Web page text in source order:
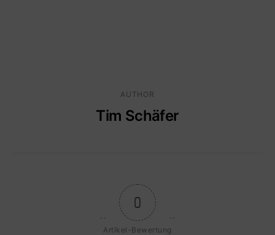
AUTHOR
Tim Schäfer
0
Artikel-Bewertung